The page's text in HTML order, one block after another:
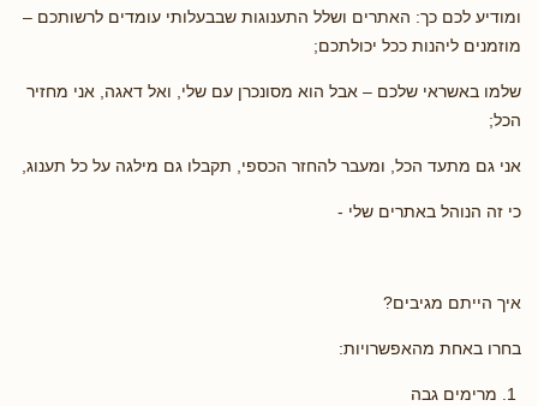
ומודיע לכם כך: האתרים ושלל התענוגות שבבעלותי עומדים לרשותכם –
מוזמנים ליהנות ככל יכולתכם;
שלמו באשראי שלכם – אבל הוא מסונכרן עם שלי, ואל דאגה, אני מחזיר
הכל;
אני גם מתעד הכל, ומעבר להחזר הכספי, תקבלו גם מילגה על כל תענוג,
כי זה הנוהל באתרים שלי -
איך הייתם מגיבים?
בחרו באחת מהאפשרויות:
מרימים גבה